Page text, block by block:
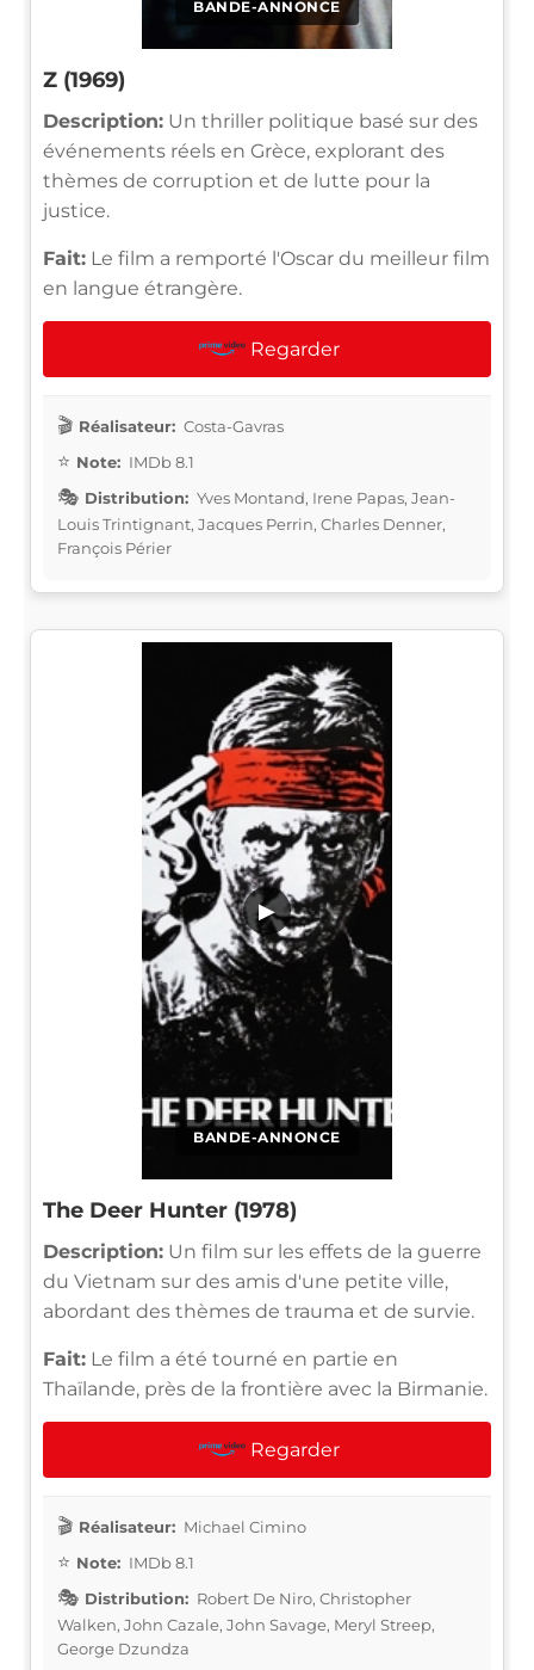
BANDE-ANNONCE
Z (1969)
Description: Un thriller politique basé sur des
événements réels en Grèce, explorant des
thèmes de corruption et de lutte pour la
justice.
Fait: Le film a remporté l'Oscar du meilleur film
en langue étrangère.
Regarder
Réalisateur: Costa-Gavras
Note: IMDb 8.1
Distribution: Yves Montand, Irene Papas, Jean-
Louis Trintignant, Jacques Perrin, Charles Denner,
François Périer
BANDE-ANNONCE
▶
The Deer Hunter (1978)
Description: Un film sur les effets de la guerre
du Vietnam sur des amis d'une petite ville,
abordant des thèmes de trauma et de survie.
Fait: Le film a été tourné en partie en
Thaïlande, près de la frontière avec la Birmanie.
Regarder
Réalisateur: Michael Cimino
Note: IMDb 8.1
Distribution: Robert De Niro, Christopher
Walken, John Cazale, John Savage, Meryl Streep,
George Dzundza